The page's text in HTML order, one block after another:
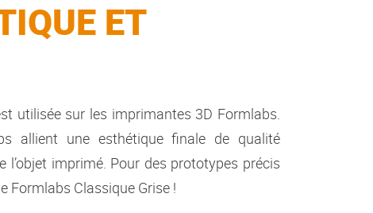
ET
utilisée sur les imprimantes 3D Formlabs.
allient une esthétique finale de qualité
imprimé. Pour des prototypes précis
Formlabs Classique Grise!